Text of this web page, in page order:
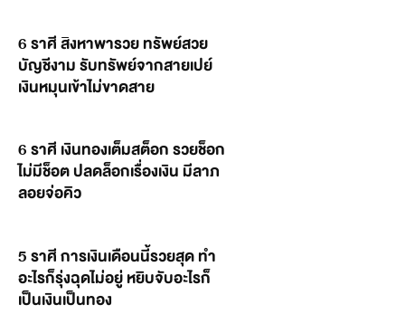
6 ราศี สิงหาพารวย ทรัพย์สวย
บัญชีงาม รับทรัพย์จากสายเปย์
เงินหมุนเข้าไม่ขาดสาย
6 ราศี เงินทองเต็มสต็อก รวยช็อก
ไม่มีช็อต ปลดล็อกเรื่องเงิน มีลาภ
ลอยจ่อคิว
5 ราศี การเงินเดือนนี้รวยสุด ทำ
อะไรก็รุ่งฉุดไม่อยู่ หยิบจับอะไรก็
เป็นเงินเป็นทอง